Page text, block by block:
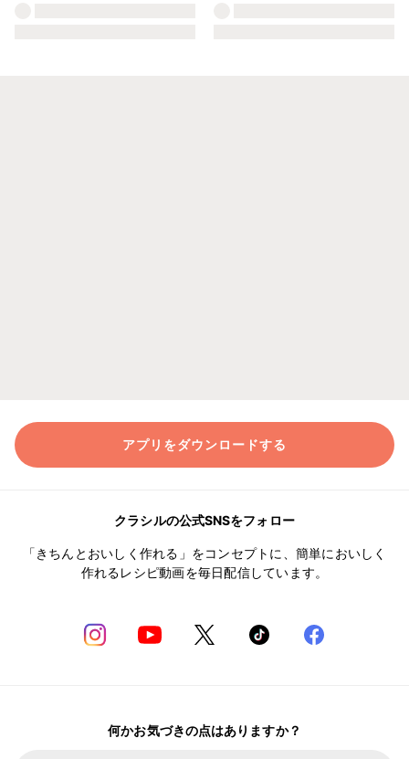
アプリをダウンロードする
クラシルの公式SNSをフォロー
「きちんとおいしく作れる」をコンセプトに、簡単においしく
作れるレシピ動画を毎日配信しています。
何かお気づきの点はありますか？